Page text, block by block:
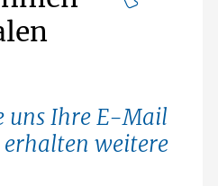
uns Ihre E-Mail
erhalten weitere